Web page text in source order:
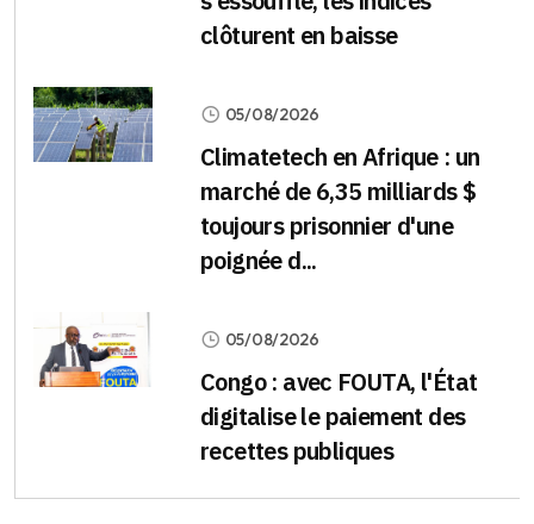
clôturent en baisse
05/08/2026
Climatetech en Afrique : un
marché de 6,35 milliards $
toujours prisonnier d'une
poignée d...
05/08/2026
Congo : avec FOUTA, l'État
digitalise le paiement des
recettes publiques